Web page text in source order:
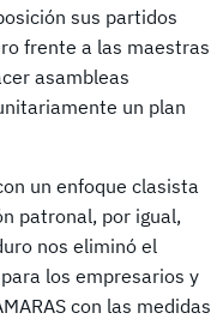
sus partidos
frente a las maestras
asambleas
un plan
un enfoque clasista
patronal, por igual,
nos eliminó el
los empresarios y
con las medidas